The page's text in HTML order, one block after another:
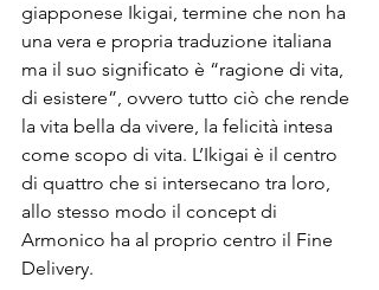
giapponese Ikigai, termine che non ha
una vera e propria traduzione italiana
ma il suo significato è “ragione di vita,
di esistere”, ovvero tutto ciò che rende
la vita bella da vivere, la felicità intesa
come scopo di vita. L’Ikigai è il centro
di quattro che si intersecano tra loro,
allo stesso modo il concept di
Armonico ha al proprio centro il Fine
Delivery.